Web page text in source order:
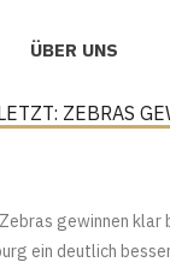
ÜBER UNS
ZEBRAS
gewinnen klar
ein deutlich